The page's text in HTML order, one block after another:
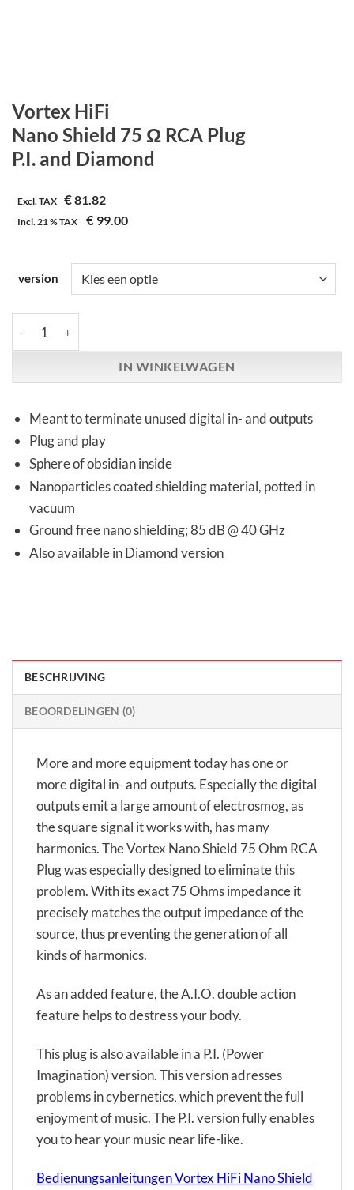
Vortex HiFi
Nano Shield 75 Ω RCA Plug
P.I. and Diamond
Excl. TAX €81.82
Incl.21 %TAX € 99.00
version
IN WINKELWAGEN
Meant to terminate unused digital in- and outputs
Plug and play
Sphere of obsidian inside
Nanoparticles coated shielding material, potted in
vacuum
Ground free nano shielding; 85 dB @ 40 GHz
Also available in Diamond version
BESCHRIJVING
BEOORDELINGEN (0)
More and more equipment today has one or
more digital in- and outputs. Especially the digital
outputs emit a large amount of electrosmog, as
the square signal it works with, has many
harmonics. The Vortex Nano Shield 75 Ohm RCA
Plug was especially designed to eliminate this
problem. With its exact 75 Ohms impedance it
precisely matches the output impedance of the
source, thus preventing the generation of all
kinds of harmonics.
As an added feature, the A.I.O. double action
feature helps to destress your body.
This plug is also available in a P.I. (Power
Imagination) version. This version adresses
problems in cybernetics, which prevent the full
enjoyment of music. The P.I. version fully enables
you to hear your music near life-like.
Bedienungsanleitungen Vortex HiFi Nano Shield